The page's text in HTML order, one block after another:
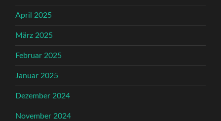
April 2025
März 2025
Februar 2025
Januar 2025
Dezember 2024
November 2024